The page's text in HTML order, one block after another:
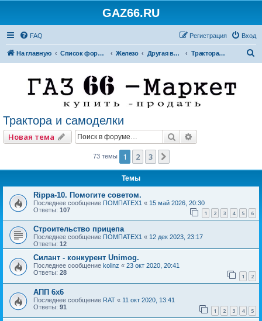
GAZ66.RU
FAQ Вход
Регистрация
На главную Список форумов Железо Другая внедорожная техника Трактора и самоделки
Трактора и самоделки
Новая тема Поиск
73 темы 1 2 3
Темы
Rippa-10. Помогите советом.
Последнее сообщение ПОМПАТЕХ1 « 15 май 2026, 20:30
Ответы: 107 1 2 3 4 5 6
Строительство прицепа
Последнее сообщение ПОМПАТЕХ1 « 12 дек 2023, 23:17
Ответы: 12
Силант - конкурент Unimog.
Последнее сообщение kolinz « 23 окт 2020, 20:41
Ответы: 28 1 2
АПП 6х6
Последнее сообщение RAT « 11 окт 2020, 13:41
Ответы: 91 1 2 3 4 5